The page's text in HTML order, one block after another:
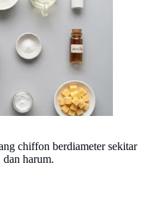
chiffon berdiameter sekitar
harum.